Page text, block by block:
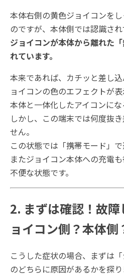
本体右側の黄色ジョイコンを
のですが、本体側では認識さ
ジョイコンが本体から離れた
れています。
本来であれば、カチッと差し
ョイコンの色のエフェクトが表
本体と一体化したアイコンにな
しかし、この端末では何度抜
せん。
この状態では「携帯モード」で
またジョイコン本体への充電
不便な状態です。
2. まずは確認！故
ョイコン側？本体側
こうした症状の場合、まずは
のどちらに原因があるかを探り